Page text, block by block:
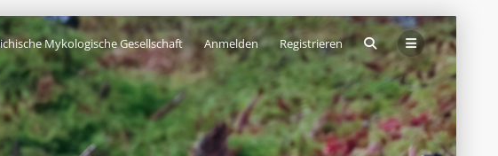
Mykologische Gesellschaft Anmelden Registrieren